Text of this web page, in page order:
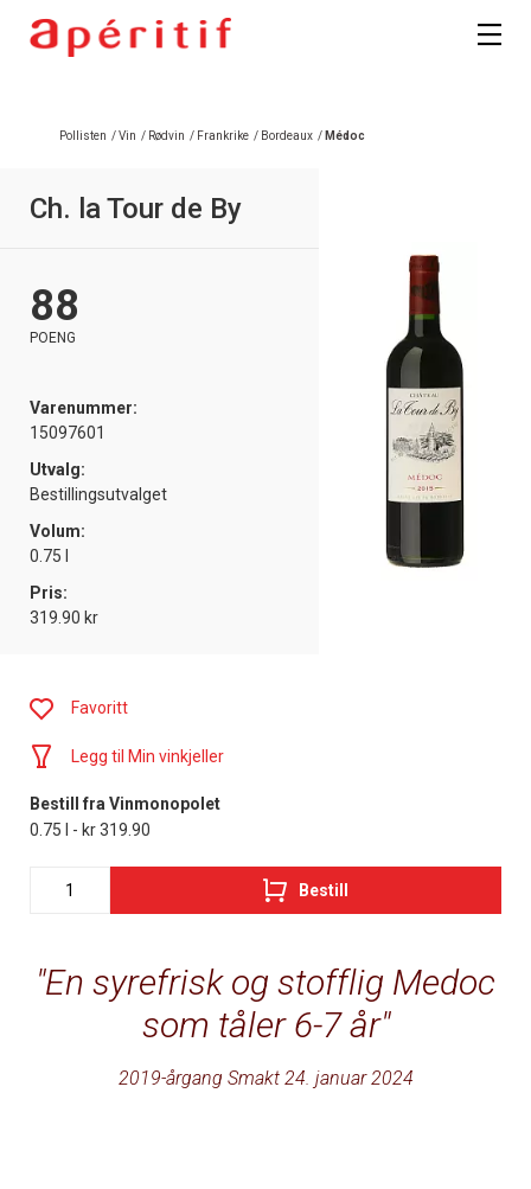
Pollisten /Vin / Rødvin / Frankrike / Bordeaux / Médoc
Ch. la Tour de By
88
POENG
Varenummer:
15097601
Utvalg:
Bestillingsutvalget
Volum:
0.75 l
Pris:
319.90 kr
En syrefrisk og stofflig Medoc
som tåler 6-7 år
2019-årgang Smakt 24. januar 2024
Favoritt
Legg til Min vinkjeller
Bestill fra Vinmonopolet
0.75 l - kr 319.90
Bestill